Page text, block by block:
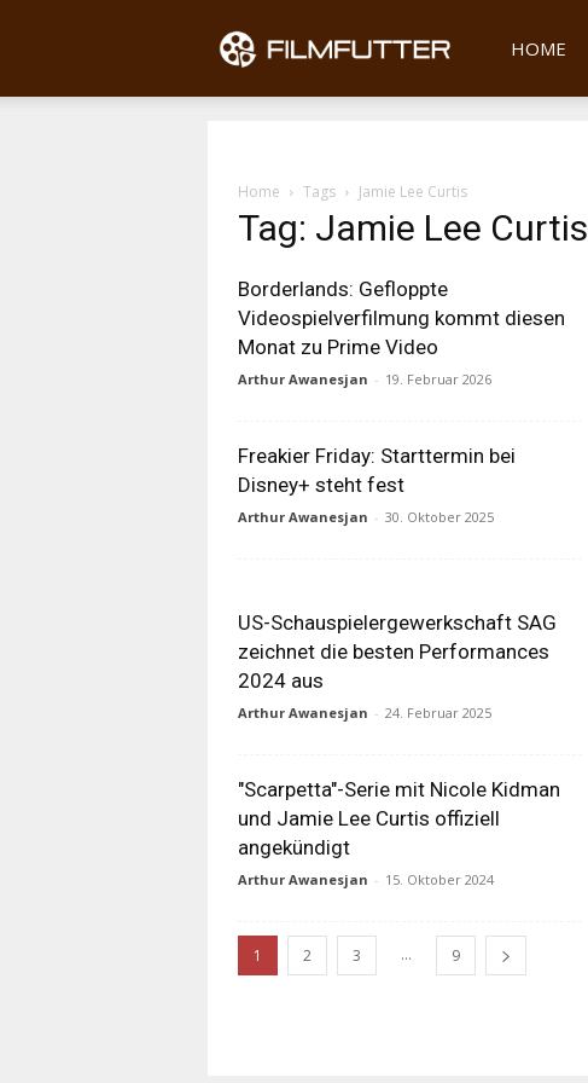
Filmfutter
HOME
Home Tags Jamie Lee Curtis
Tag: Jamie Lee Curtis
Borderlands: Gefloppte
Videospielverfilmung kommt diesen
Monat zu Prime Video
Arthur Awanesjan - 19. Februar 2026
Freakier Friday: Starttermin bei
Disney+ steht fest
Arthur Awanesjan - 30. Oktober 2025
US-Schauspielergewerkschaft SAG
zeichnet die besten Performances
2024 aus
Arthur Awanesjan - 24. Februar 2025
"Scarpetta"-Serie mit Nicole Kidman
und Jamie Lee Curtis offiziell
angekündigt
Arthur Awanesjan - 15. Oktober 2024
1 2 3 ... 9